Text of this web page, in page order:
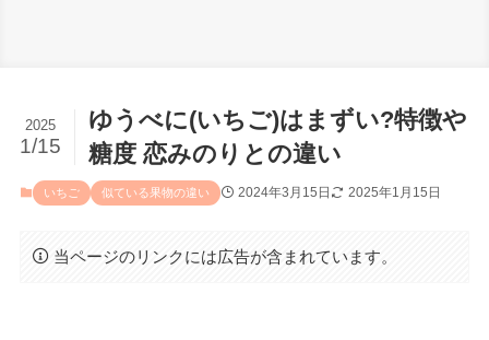
ゆうべに(いちご)はまずい?特徴や
糖度 恋みのりとの違い
2025
1/15
いちご 似ている果物の違い 2024年3月15日 2025年1月15日
当ページのリンクには広告が含まれています。